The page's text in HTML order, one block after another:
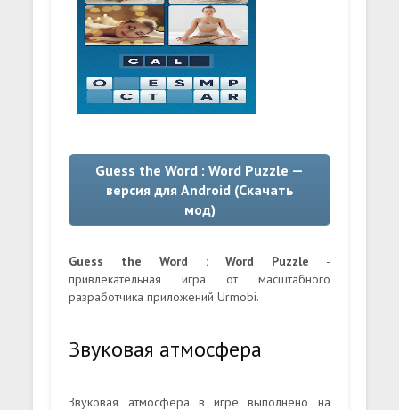
Guess the Word : Word Puzzle —
версия для Android (Скачать
мод)
Guess the Word : Word Puzzle -
привлекательная игра от масштабного
разработчика приложений Urmobi.
Звуковая атмосфера
Звуковая атмосфера в игре выполнено на